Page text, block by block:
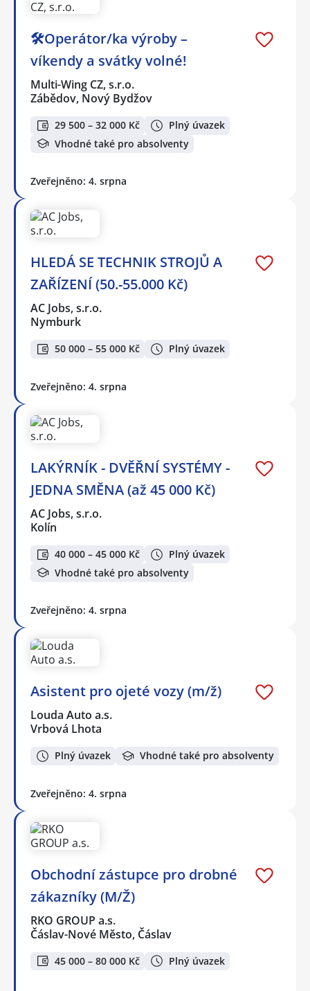
🛠️Operátor/ka výroby –
víkendy a svátky volné!
Multi-Wing CZ, s.r.o.
Zábědov, Nový Bydžov
29 500 – 32 000 Kč
Plný úvazek
Vhodné také pro absolventy
Zveřejněno: 4. srpna
HLEDÁ SE TECHNIK STROJŮ A
ZAŘÍZENÍ (50.-55.000 Kč)
AC Jobs, s.r.o.
Nymburk
50 000 – 55 000 Kč Plný úvazek
Zveřejněno: 4. srpna
LAKÝRNÍK - DVĚŘNÍ SYSTÉMY -
JEDNA SMĚNA (až 45 000 Kč)
AC Jobs, s.r.o.
Kolín
40 000 – 45 000 Kč
Plný úvazek
Vhodné také pro absolventy
Zveřejněno: 4. srpna
Asistent pro ojeté vozy (m/ž)
Louda Auto a.s.
Vrbová Lhota
Plný úvazek Vhodné také pro absolventy
Zveřejněno: 4. srpna
Obchodní zástupce pro drobné
zákazníky (M/Ž)
RKO GROUP a.s.
Čáslav-Nové Město, Čáslav
45 000 – 80 000 Kč Plný úvazek